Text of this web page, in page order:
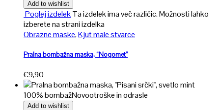
Add to wishlist
Poglej izdelekTa izdelek ima več različic. Možnosti lahko
izberete na strani izdelka
Obrazne maske,Kjut male stvarce
Pralna bombažna maska, “Nogomet”
€9,90
100% bombažNovootroške in odrasle
Add to wishlist